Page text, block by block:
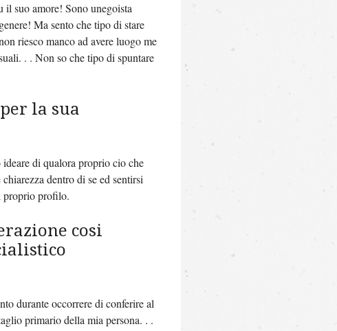
suo amore! Sono unegoista
Ma sento che tipo di stare
riesco manco ad avere luogo me
. . Non so che tipo di spuntare
la sua
di qualora proprio cio che
dentro di se ed sentirsi
proprio profilo.
cosi
durante occorrere di conferire al
primario della mia persona. . .